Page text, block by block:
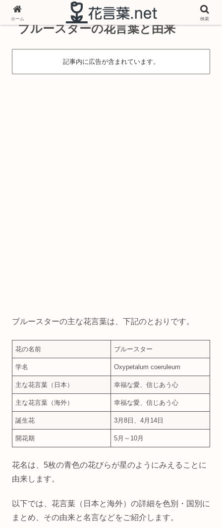
ブルースターの花言葉と由来
記事内に広告が含まれています。
ブルースターの主な花言葉は、下記のとおりです。
花の名前 ブルースター
学名 Oxypetalum coeruleum
主な花言葉（日本） 幸福な愛、信じあう心
主な花言葉（海外） 幸福な愛、信じあう心
誕生花 3月8日、4月14日
開花期 5月～10月
花名は、5枚の青色の花びらが星のようにみえることに
由来します。
以下では、花言葉（日本と海外）の詳細を色別・国別に
まとめ、その由来と名言などをご紹介します。
ホーム 検索